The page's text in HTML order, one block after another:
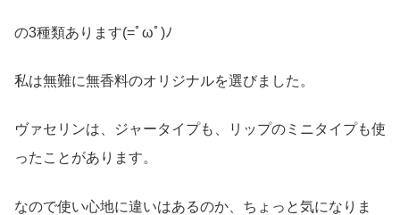
の3種類あります(=ﾟωﾟ)ﾉ
私は無難に無香料のオリジナルを選びました。
ヴァセリンは、ジャータイプも、リップのミニタイプも使
ったことがあります。
なので使い心地に違いはあるのか、ちょっと気になりま